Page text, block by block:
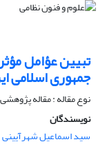
تبیین عؤامل
جمهوری اسلامی
نوع مقاله : مقاله پژوهشی
نویسندگان
سید اسماعیل شهرآیینی